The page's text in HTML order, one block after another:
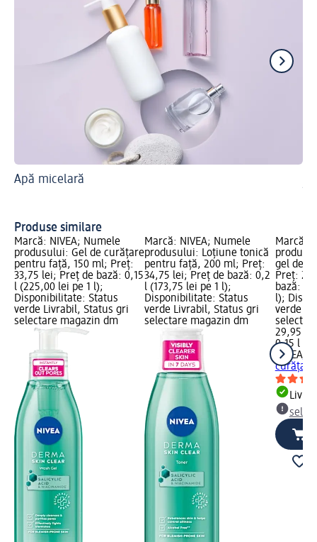
Apă micelară
Produse similare
Marcă: NIVEA; Numele
produsului: Gel de curățare
pentru față, 150 ml; Preț:
33,75 lei; Preț de bază: 0,15
l (225,00 lei pe 1 l);
Disponibilitate: Status
verde Livrabil, Status gri
selectare magazin dm
Marcă: NIVEA; Numele
produsului: Loțiune tonică
pentru față, 200 ml; Preț:
34,75 lei; Preț de bază: 0,2
l (173,75 lei pe 1 l);
Disponibilitate: Status
verde Livrabil, Status gri
selectare magazin dm
Marcă:
gel de
Preț:
bază:
l);
verde
29,95 lei
0,15 l
NIVEA